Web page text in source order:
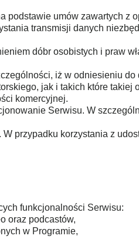
podstawie umów zawartych z
transmisji danych
dóbr osobistych i praw
iż w odniesieniu
jak i takich które takiej
komercyjnej.
Serwisu. W
przypadku korzystania z
funkcjonalności Serwisu:
oraz podcastów,
w Programie,